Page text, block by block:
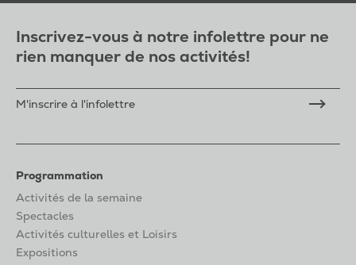
Inscrivez-vous à notre infolettre pour ne
rien manquer de nos activités!
M'inscrire à l'infolettre
Programmation
Activités de la semaine
Spectacles
Activités culturelles et Loisirs
Expositions